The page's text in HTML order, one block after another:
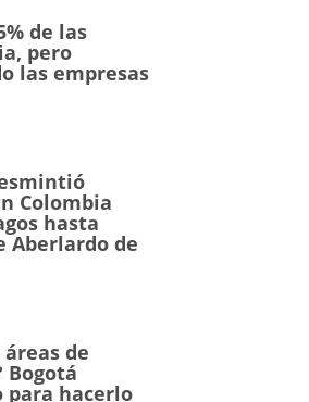
de las
pero
las empresas
Colombia
hasta
Aberlardo de
de
Bogotá
para hacerlo